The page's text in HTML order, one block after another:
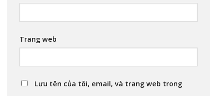
Trang web
Lưu tên của tôi, email, và trang web trong